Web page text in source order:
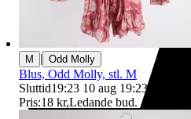
M | Odd Molly
Blus, Odd Molly, stl. M
Sluttid19:23 10 aug 19:23.
Pris:18 kr,Ledande bud.